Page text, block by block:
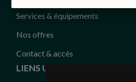
Services & équipements
Nos offres
Contact & accès
LIENS UTILES